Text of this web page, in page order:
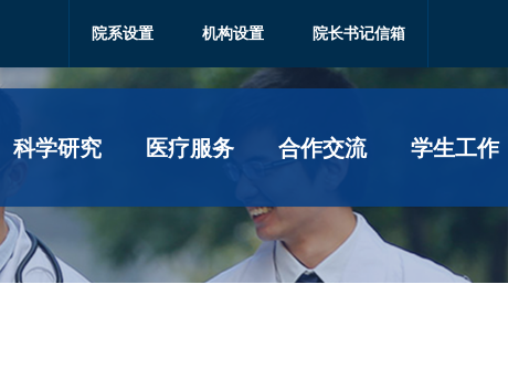
科学研究 医疗服务 合作交流 学生工作
院系设置 机构设置 院长书记信箱